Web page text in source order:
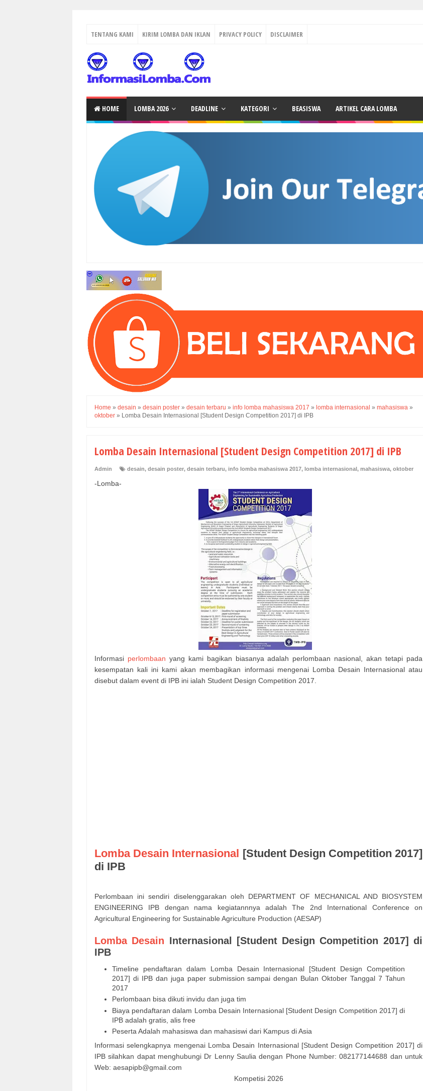
TENTANG KAMI KIRIM LOMBA DAN IKLAN PRIVACY POLICY DISCLAIMER
HOME LOMBA 2026 DEADLINE KATEGORI BEASISWA ARTIKEL CARA LOMBA
Home » desain » desain poster » desain terbaru » info lomba mahasiswa 2017 » lomba internasional » mahasiswa »
oktober » Lomba Desain Internasional [Student Design Competition 2017] di IPB
Lomba Desain Internasional [Student Design Competition 2017] di IPB
Admin desain, desain poster, desain terbaru, info lomba mahasiswa 2017, lomba internasional, mahasiswa, oktober
-Lomba-
Informasi perlombaan yang kami bagikan biasanya adalah perlombaan nasional, akan tetapi pada
kesempatan kali ini kami akan membagikan informasi mengenai Lomba Desain Internasional atau
disebut dalam event di IPB ini ialah Student Design Competition 2017.
Lomba Desain Internasional [Student Design Competition 2017]
di IPB
Perlombaan ini sendiri diselenggarakan oleh DEPARTMENT OF MECHANICAL AND BIOSYSTEM
ENGINEERING IPB dengan nama kegiatannnya adalah The 2nd International Conference on
Agricultural Engineering for Sustainable Agriculture Production (AESAP)
Lomba Desain Internasional [Student Design Competition 2017] di
IPB
Timeline pendaftaran dalam Lomba Desain Internasional [Student Design Competition
2017] di IPB dan juga paper submission sampai dengan Bulan Oktober Tanggal 7 Tahun
2017
Perlombaan bisa dikuti invidu dan juga tim
Biaya pendaftaran dalam Lomba Desain Internasional [Student Design Competition 2017] di
IPB adalah gratis, alis free
Peserta Adalah mahasiswa dan mahasiswi dari Kampus di Asia
Informasi selengkapnya mengenai Lomba Desain Internasional [Student Design Competition 2017] di
IPB silahkan dapat menghubungi Dr Lenny Saulia dengan Phone Number: 082177144688 dan untuk
Web: aesapipb@gmail.com
Kompetisi 2026